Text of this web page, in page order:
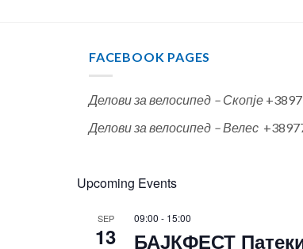
FACEBOOK PAGES
Делови за велосипед – Скопје
Делови за велосипед – Велес
Upcoming Events
SEP
13
09:00 - 15:00
БАЈКФЕСТ